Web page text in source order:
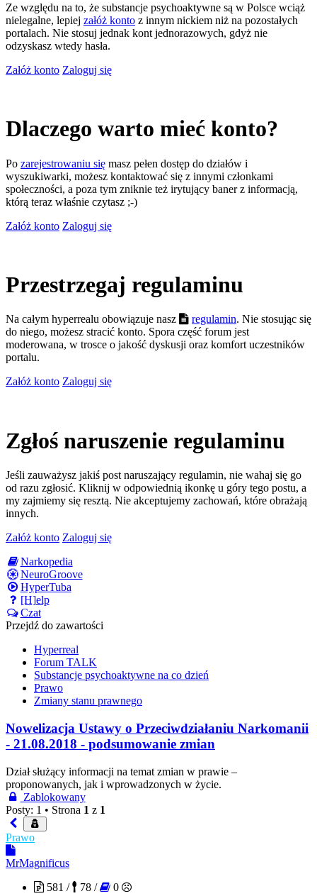
Ze względu na to, że substancje psychoaktywne są w Polsce wciąż
nielegalne, lepiej załóż konto z innym nickiem niż na pozostałych
portalach. Nie stosuj jednak kont jednorazowych, gdyż nie
odzyskasz wtedy hasła.
Załóż konto Zaloguj się
Dlaczego warto mieć konto?
Po zarejestrowaniu się masz pełen dostęp do działów i
wyszukiwarki, możesz kontaktować się z innymi członkami
społeczności, a poza tym zniknie też irytujący baner z informacją,
którą teraz właśnie czytasz ;-)
Załóż konto Zaloguj się
Przestrzegaj regulaminu
Na całym hyperrealu obowiązuje nasz regulamin. Nie stosując się
do niego, możesz stracić konto. Spora część forum jest
moderowana, w trosce o jakość dyskusji oraz komfort uczestników
portalu.
Załóż konto Zaloguj się
Zgłoś naruszenie regulaminu
Jeśli zauważysz jakiś post naruszający regulamin, nie wahaj się go
od razu zgłosić. Kliknij w odpowiednią ikonkę u góry tego postu, a
my zajmiemy się resztą. Nie akceptujemy zachowań, które obrażają
innych.
Załóż konto Zaloguj się
Narkopedia
NeuroGroove
HyperTuba
[H]elp
Czat
Przejdź do zawartości
Hyperreal
Forum TALK
Substancje psychoaktywne na co dzień
Prawo
Zmiany stanu prawnego
Nowelizacja Ustawy o Przeciwdziałaniu Narkomanii
- 21.08.2018 - podsumowanie zmian
Dział służący informacji na temat zmian w prawie –
proponowanych, jak i wprowadzonych w życie.
Zablokowany
Posty: 1 • Strona 1 z 1
Prawo
MrMagnificus
581 /
78 / 0